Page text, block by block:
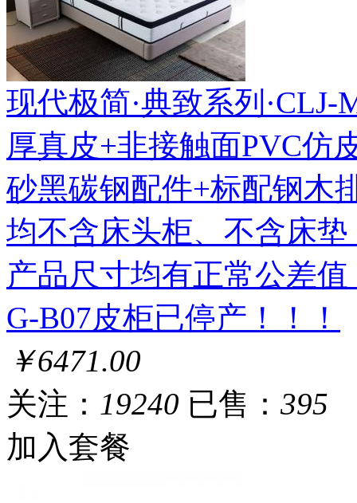
现代极简·典致系列·CLJ-
厚真皮+非接触面PVC仿
砂黑碳钢配件+标配钢木
均不含床头柜、不含床
产品尺寸均有正常公差
G-B07皮柜已停产！！！
￥6471.00
关注： 19240 已售： 395
加入套餐